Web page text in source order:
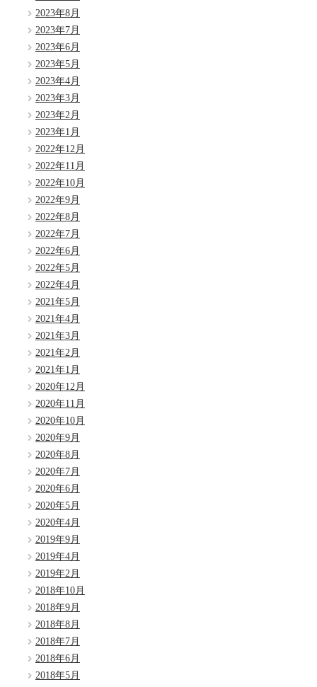
2023年8月
2023年7月
2023年6月
2023年5月
2023年4月
2023年3月
2023年2月
2023年1月
2022年12月
2022年11月
2022年10月
2022年9月
2022年8月
2022年7月
2022年6月
2022年5月
2022年4月
2021年5月
2021年4月
2021年3月
2021年2月
2021年1月
2020年12月
2020年11月
2020年10月
2020年9月
2020年8月
2020年7月
2020年6月
2020年5月
2020年4月
2019年9月
2019年4月
2019年2月
2018年10月
2018年9月
2018年8月
2018年7月
2018年6月
2018年5月